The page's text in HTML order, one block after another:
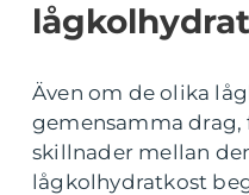
Även om de olika
gemensamma drag,
skillnader mellan
lågkolhydratkost